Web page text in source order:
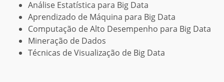
Análise Estatística para Big Data
Aprendizado de Máquina para Big Data
Computação de Alto Desempenho para Big Data
Mineração de Dados
Técnicas de Visualização de Big Data